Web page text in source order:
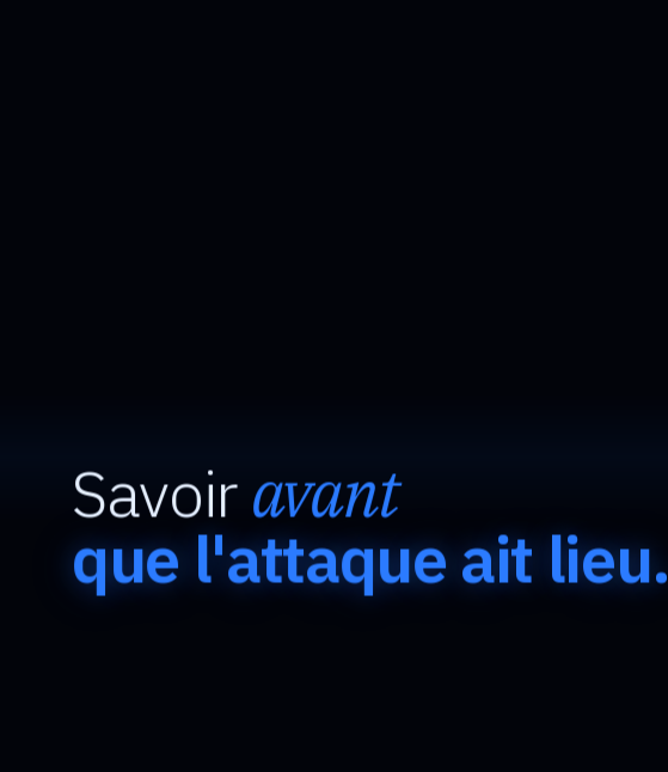
Savoiravant
que l'attaque ait lieu.